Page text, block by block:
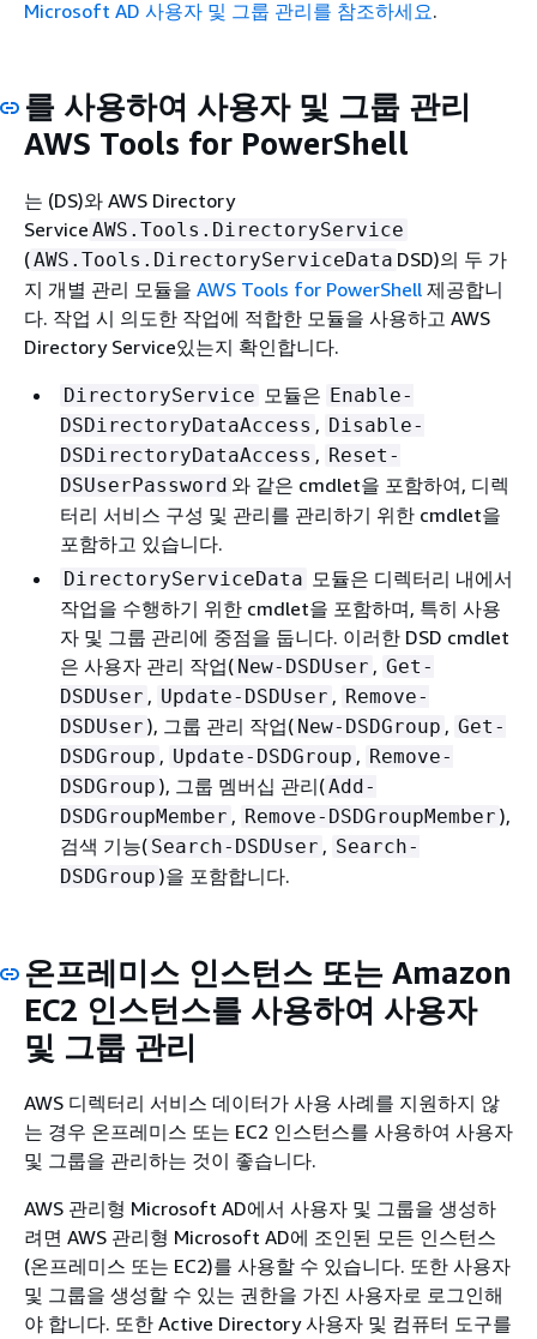
Microsoft AD 사용자 및 그룹 관리를 참조하세요.
를 사용하여 사용자 및 그룹 관리
AWS Tools for PowerShell
는 (DS)와 AWS Directory
Service AWS.Tools.DirectoryService
(AWS.Tools.DirectoryServiceData DSD)의 두 가
지 개별 관리 모듈을 AWS Tools for PowerShell 제공합니
다. 작업 시 의도한 작업에 적합한 모듈을 사용하고 AWS
Directory Service있는지 확인합니다.
DirectoryService 모듈은 Enable-
DSDirectoryDataAccess , Disable-
DSDirectoryDataAccess , Reset-
DSUserPassword 와 같은 cmdlet을 포함하여, 디렉
터리 서비스 구성 및 관리를 관리하기 위한 cmdlet을
포함하고 있습니다.
DirectoryServiceData 모듈은 디렉터리 내에서
작업을 수행하기 위한 cmdlet을 포함하며, 특히 사용
자 및 그룹 관리에 중점을 둡니다. 이러한 DSD cmdlet
은 사용자 관리 작업( New-DSDUser , Get-
DSDUser , Update-DSDUser , Remove-
DSDUser ), 그룹 관리 작업( New-DSDGroup , Get-
DSDGroup , Update-DSDGroup , Remove-
DSDGroup ), 그룹 멤버십 관리(Add-
DSDGroupMember , Remove-DSDGroupMember ),
검색 기능( Search-DSDUser , Search-
DSDGroup )을 포함합니다.
온프레미스 인스턴스 또는 Amazon
EC2 인스턴스를 사용하여 사용자
및 그룹 관리
AWS 디렉터리 서비스 데이터가 사용 사례를 지원하지 않
는 경우 온프레미스 또는 EC2 인스턴스를 사용하여 사용자
및 그룹을 관리하는 것이 좋습니다.
AWS 관리형 Microsoft AD에서 사용자 및 그룹을 생성하
려면 AWS 관리형 Microsoft AD에 조인된 모든 인스턴스
(온프레미스 또는 EC2)를 사용할 수 있습니다. 또한 사용자
및 그룹을 생성할 수 있는 권한을 가진 사용자로 로그인해
야 합니다. 또한 Active Directory 사용자 및 컴퓨터 도구를